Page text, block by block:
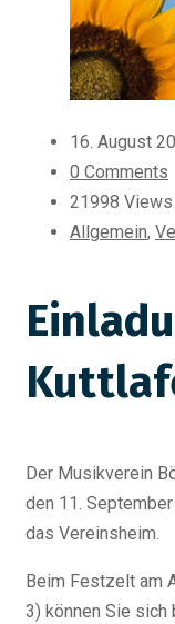
16. August
0 Comments
21998 Views
Allgemein,
Der Musikverein
den 11.
das Vereinsheim.
Beim Festzelt am
3) können Sie